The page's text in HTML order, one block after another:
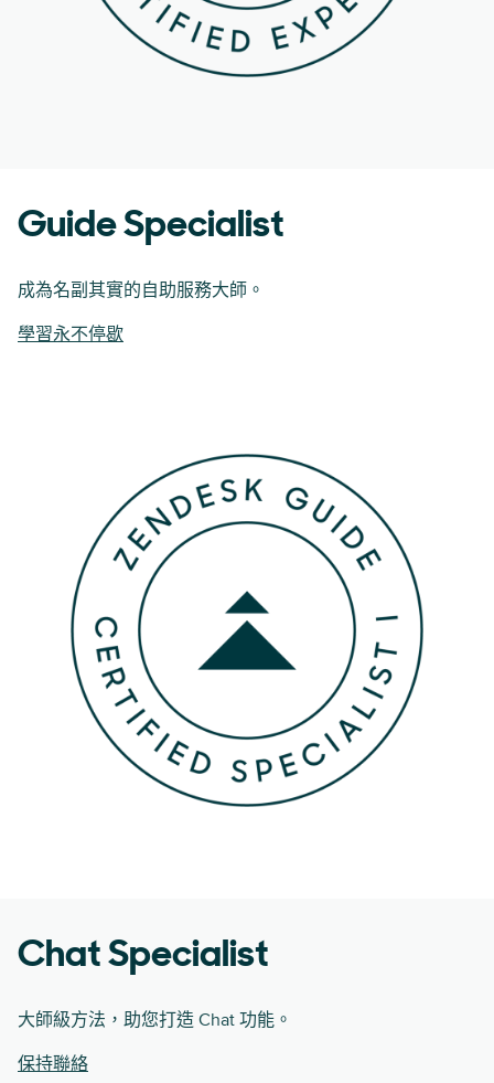
Guide Specialist
成為名副其實的自助服務大師。
學習永不停歇
Chat Specialist
大師級方法，助您打造 Chat 功能。
保持聯絡